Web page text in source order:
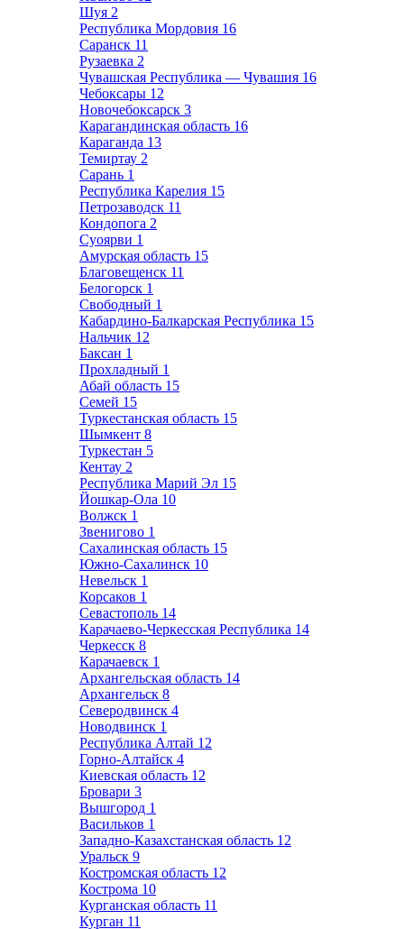
Шуя 2
Республика Мордовия 16
Саранск 11
Рузаевка 2
Чувашская Республика — Чувашия 16
Чебоксары 12
Новочебоксарск 3
Карагандинская область 16
Караганда 13
Темиртау 2
Сарань 1
Республика Карелия 15
Петрозаводск 11
Кондопога 2
Суоярви 1
Амурская область 15
Благовещенск 11
Белогорск 1
Свободный 1
Кабардино-Балкарская Республика 15
Нальчик 12
Баксан 1
Прохладный 1
Абай область 15
Семей 15
Туркестанская область 15
Шымкент 8
Туркестан 5
Кентау 2
Республика Марий Эл 15
Йошкар-Ола 10
Волжск 1
Звенигово 1
Сахалинская область 15
Южно-Сахалинск 10
Невельск 1
Корсаков 1
Севастополь 14
Карачаево-Черкесская Республика 14
Черкесск 8
Карачаевск 1
Архангельская область 14
Архангельск 8
Северодвинск 4
Новодвинск 1
Республика Алтай 12
Горно-Алтайск 4
Киевская область 12
Бровари 3
Вышгород 1
Васильков 1
Западно-Казахстанская область 12
Уральск 9
Костромская область 12
Кострома 10
Курганская область 11
Курган 11